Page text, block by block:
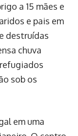
a 15 mães e
e pais em
destruídas
chuva
sob os
em uma